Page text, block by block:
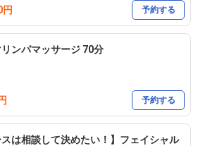
予約する
ンパマッサージ 70分
予約する
スは相談して決めたい！】フェイシャル